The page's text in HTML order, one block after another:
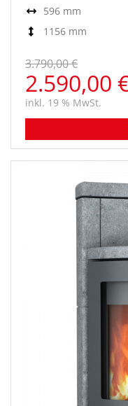
596 mm
1156 mm
3.790,00 €
2.590,00
inkl. 19 % MwSt.